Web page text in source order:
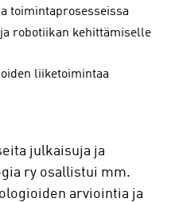
toimintaprosesseissa
robotiikan kehittämiselle
liiketoimintaa
julkaisuja ja
ry osallistui mm.
arviointia ja